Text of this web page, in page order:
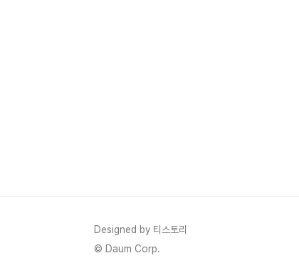
Designed by 티스토리
© Daum Corp.